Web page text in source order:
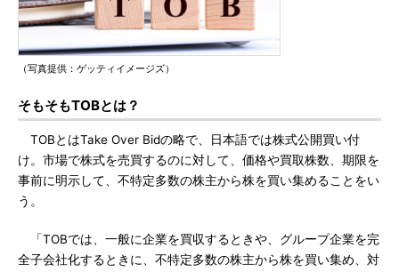
（写真提供：ゲッティイメージズ）
そもそもTOBとは？
TOBとはTake Over Bidの略で、日本語では株式公開買い付
け。市場で株式を売買するのに対して、価格や買取株数、期限を
事前に明示して、不特定多数の株主から株を買い集めることをい
う。
「TOBでは、一般に企業を買収するときや、グループ企業を完
全子会社化するときに、不特定多数の株主から株を買い集め、対